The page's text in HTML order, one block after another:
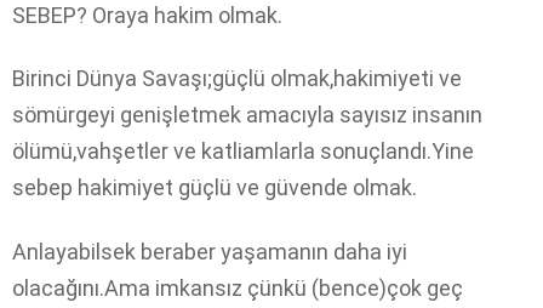
SEBEP? Oraya hakim olmak.
Birinci Dünya Savaşı;güçlü olmak,hakimiyeti ve
sömürgeyi genişletmek amacıyla sayısız insanın
ölümü,vahşetler ve katliamlarla sonuçlandı.Yine
sebep hakimiyet güçlü ve güvende olmak.
Anlayabilsek beraber yaşamanın daha iyi
olacağını.Ama imkansız çünkü (bence)çok geç